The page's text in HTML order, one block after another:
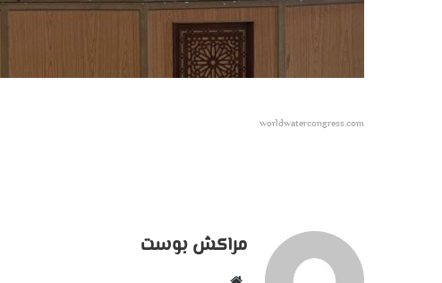
worldwatercongress.com
مراكش بوست